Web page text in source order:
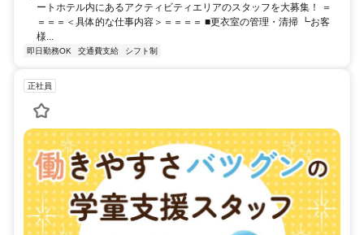
ートホテル内にあるアクティビティエリアのスタッフを大募集！ ＝
＝＝＝＜具体的な仕事内容＞＝＝＝＝ ■更衣室の管理・清掃 ┗お客
様...
即日勤務OK 交通費支給 シフト制
正社員